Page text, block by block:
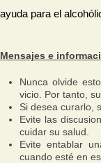
ayuda para el
Mensajes e
Nunca olvide
vicio. Por tanto,
Si desea curarlo,
Evite las
cuidar su salud.
Evite entablar
cuando esté en